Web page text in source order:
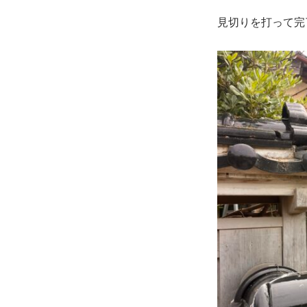
見切りを打って